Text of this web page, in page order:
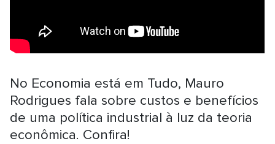
No Economia está em Tudo, Mauro
Rodrigues fala sobre custos e benefícios
de uma política industrial à luz da teoria
econômica. Confira!